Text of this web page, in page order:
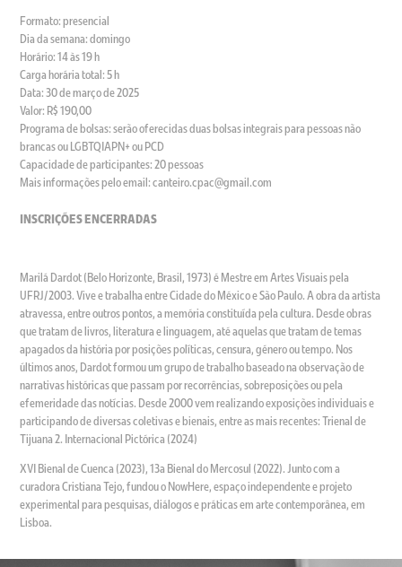
Formato: presencial
Dia da semana: domingo
Horário: 14 às 19 h
Carga horária total: 5 h
Data: 30 de março de 2025
Valor: R$ 190,00
Programa de bolsas: serão oferecidas duas bolsas integrais para pessoas não
brancas ou LGBTQIAPN+ ou PCD
Capacidade de participantes: 20 pessoas
Mais informações pelo email: canteiro.cpac@gmail.com
INSCRIÇÕES ENCERRADAS
Marilá Dardot (Belo Horizonte, Brasil, 1973) é Mestre em Artes Visuais pela
UFRJ/2003. Vive e trabalha entre Cidade do México e São Paulo. A obra da artista
atravessa, entre outros pontos, a memória constituída pela cultura. Desde obras
que tratam de livros, literatura e linguagem, até aquelas que tratam de temas
apagados da história por posições políticas, censura, género ou tempo. Nos
últimos anos, Dardot formou um grupo de trabalho baseado na observação de
narrativas históricas que passam por recorrências, sobreposições ou pela
efemeridade das notícias. Desde 2000 vem realizando exposições individuais e
participando de diversas coletivas e bienais, entre as mais recentes: Trienal de
Tijuana 2. Internacional Pictórica (2024)
XVI Bienal de Cuenca (2023), 13a Bienal do Mercosul (2022). Junto com a
curadora Cristiana Tejo, fundou o NowHere, espaço independente e projeto
experimental para pesquisas, diálogos e práticas em arte contemporânea, em
Lisboa.